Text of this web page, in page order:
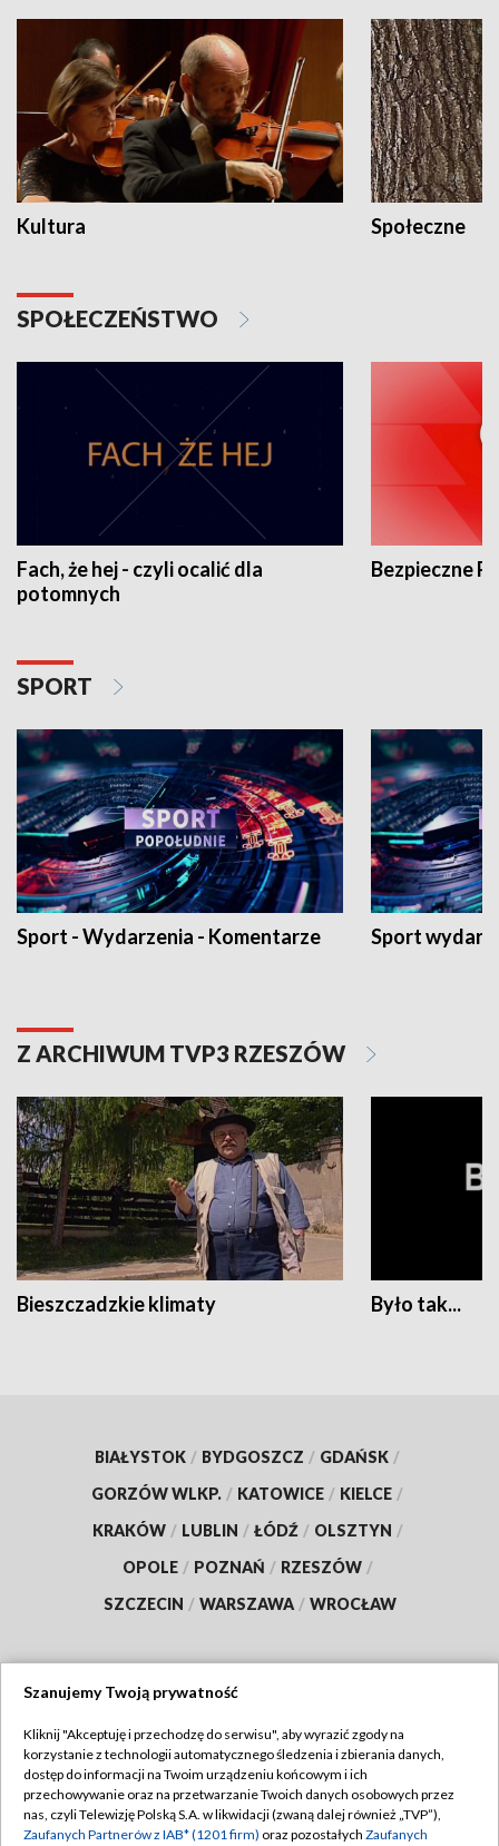
Kultura Społeczne
SPOŁECZEŃSTWO
Fach, że hej - czyli ocalić dla
potomnych
Bezpieczne
SPORT
Sport - Wydarzenia - Komentarze Sport
Z ARCHIWUM TVP3 RZESZÓW
Bieszczadzkie klimaty Było tak...
BIAŁYSTOK / BYDGOSZCZ / GDAŃSK /
GORZÓW WLKP. / KATOWICE / KIELCE /
KRAKÓW / LUBLIN / ŁÓDŹ / OLSZTYN /
OPOLE / POZNAŃ / RZESZÓW /
SZCZECIN / WARSZAWA / WROCŁAW
TVP
Abonament TVP
Emisja w TVP
Regulamin TVP
Polityka prywatności
Szanujemy Twoją prywatność
Kliknij "Akceptuję i przechodzę do serwisu", aby wyrazić zgody na
korzystanie z technologii automatycznego śledzenia i zbierania danych,
dostęp do informacji na Twoim urządzeniu końcowym i ich
przechowywanie oraz na przetwarzanie Twoich danych osobowych przez
nas, czyli Telewizję Polską S.A. w likwidacji (zwaną dalej również „TVP”),
Zaufanych Partnerów z IAB* (1201 firm) oraz pozostałych Zaufanych